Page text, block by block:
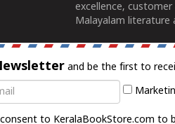
excellence,
Malayalam literature
and be the first to
to KeralaBookStore.com to